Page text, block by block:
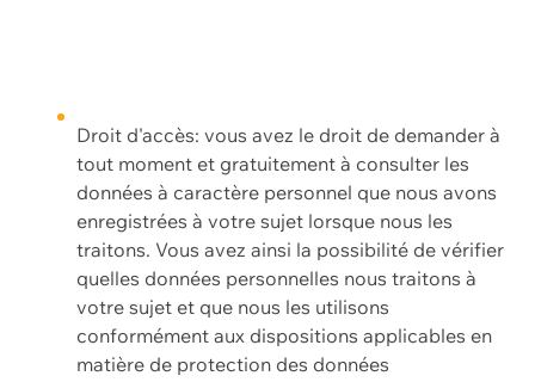
Droit d'accès: vous avez le droit de demander à
tout moment et gratuitement à consulter les
données à caractère personnel que nous avons
enregistrées à votre sujet lorsque nous les
traitons. Vous avez ainsi la possibilité de vérifier
quelles données personnelles nous traitons à
votre sujet et que nous les utilisons
conformément aux dispositions applicables en
matière de protection des données